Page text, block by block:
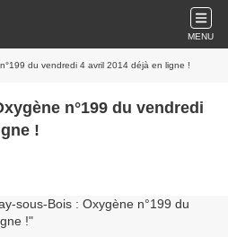
MENU
du vendredi 4 avril 2014 déjà en ligne !
n°199 du vendredi
!